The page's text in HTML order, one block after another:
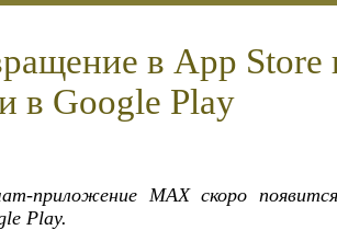
в App Store
в Google Play
MAX скоро
Play.